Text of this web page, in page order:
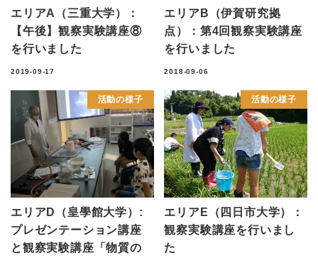
エリアA（三重大学）：
【午後】観察実験講座⑧
を行いました
2019-09-17
エリアB（伊賀研究拠
点）：第4回観察実験講座
を行いました
2018-09-06
活動の様子
エリアD（皇學館大学）:
プレゼンテーション講座
と観察実験講座「物質の
活動の様子
エリアE（四日市大学）：
観察実験講座を行いまし
た